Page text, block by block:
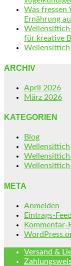
Was fressen
Ernährung
Wellensittich
für kreative
Wellensittich
ARCHIV
April 2026
März 2026
KATEGORIEN
Blog
Wellensittich
Wellensittich
META
Anmelden
Eintrags-Feed
Kommentar-
Versand &